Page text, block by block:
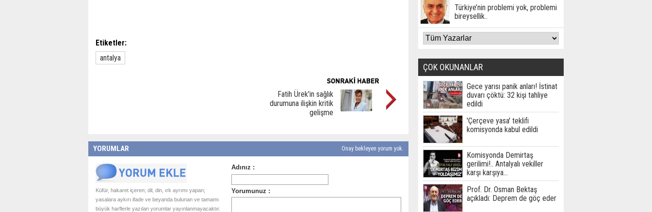
Etiketler:
antalya
Fatih Ürek'in sağlık
durumuna ilişkin kritik
gelişme
YORUMLAR Onay bekleyen yorum yok.
Küfür, hakaret içeren; dil, din, ırk ayrımı yapan;
yasalara aykırı ifade ve beyanda bulunan ve tamamı
büyük harflerle yazılan yorumlar yayınlanmayacaktır.
Türkiye’nin problemi yok, problemi
bireysellik..
ÇOK OKUNANLAR
Gece yarısı panik anları! İstinat
duvarı çöktü: 32 kişi tahliye
edildi
'Çerçeve yasa' teklifi
komisyonda kabul edildi
Komisyonda Demirtaş
gerilimi!.. Antalyalı vekiller
karşı karşıya…
Prof. Dr. Osman Bektaş
açıkladı: Deprem de göç eder